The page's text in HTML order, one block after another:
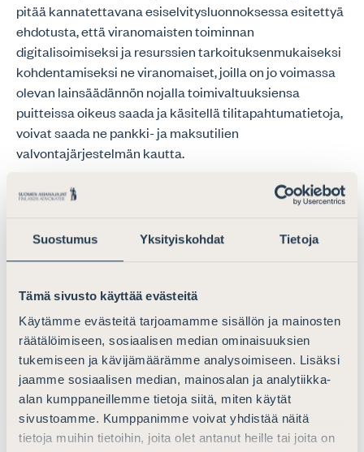
Suostumus Yksityiskohdat Tietoja
Tämä sivusto käyttää evästeitä
Käytämme evästeitä tarjoamamme sisällön ja mainosten
räätälöimiseen, sosiaalisen median ominaisuuksien
tukemiseen ja kävijämäärämme analysoimiseen. Lisäksi
jaamme sosiaalisen median, mainosalan ja analytiikka-
alan kumppaneillemme tietoja siitä, miten käytät
sivustoamme. Kumppanimme voivat yhdistää näitä
tietoja muihin tietoihin, joita olet antanut heille tai joita on
pitää kannatettavana esiselvitysluonnoksessa esitettyä
ehdotusta, että viranomaisten toiminnan
digitalisoimiseksi ja resurssien tarkoituksenmukaiseksi
kohdentamiseksi ne viranomaiset, joilla on jo voimassa
olevan lainsäädännön nojalla toimivaltuuksiensa
puitteissa oikeus saada ja käsitellä tilitapahtumatietoja,
voivat saada ne pankki- ja maksutilien
valvontajärjestelmän kautta.
Asianajajaliitto katsookin, että mahdollisessa
riippumatta huomioida ja säilyttää nykysääntelyn
Lakitekniset vaihtoehdot
Asianajajaliitto katsoo, että työryhmän pohtimien
lakiteknisten vaihtoehtojen osalta paras ja
tarkoituksenmukaisin vaihtoehto olisi lisätä sääntely
kokonaisuudessaan PMJ-lakiin vaihtoehdon 3)
mukaisesti. Kuten työryhmä on todennut, tätä puoltaa